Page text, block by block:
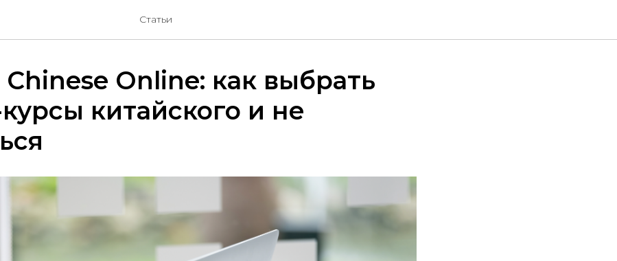
Статьи
Online: как выбрать
китайского и не